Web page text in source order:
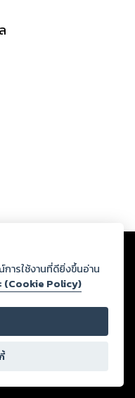
ปรากฏว่าละเมิดสิทธิใน
ายและศีลธรรม ดังนั้น ผู้อ่าน
ตนเอง และหากท่านพบว่าส่วน
มายังบริษัท เพื่อทีมงานจะได้
ลิขสิทธิ์ตามพระราชบัญญัติ
ารใช้งานที่ดียิ่งขึ้นอ่าน
(Cookie Policy)